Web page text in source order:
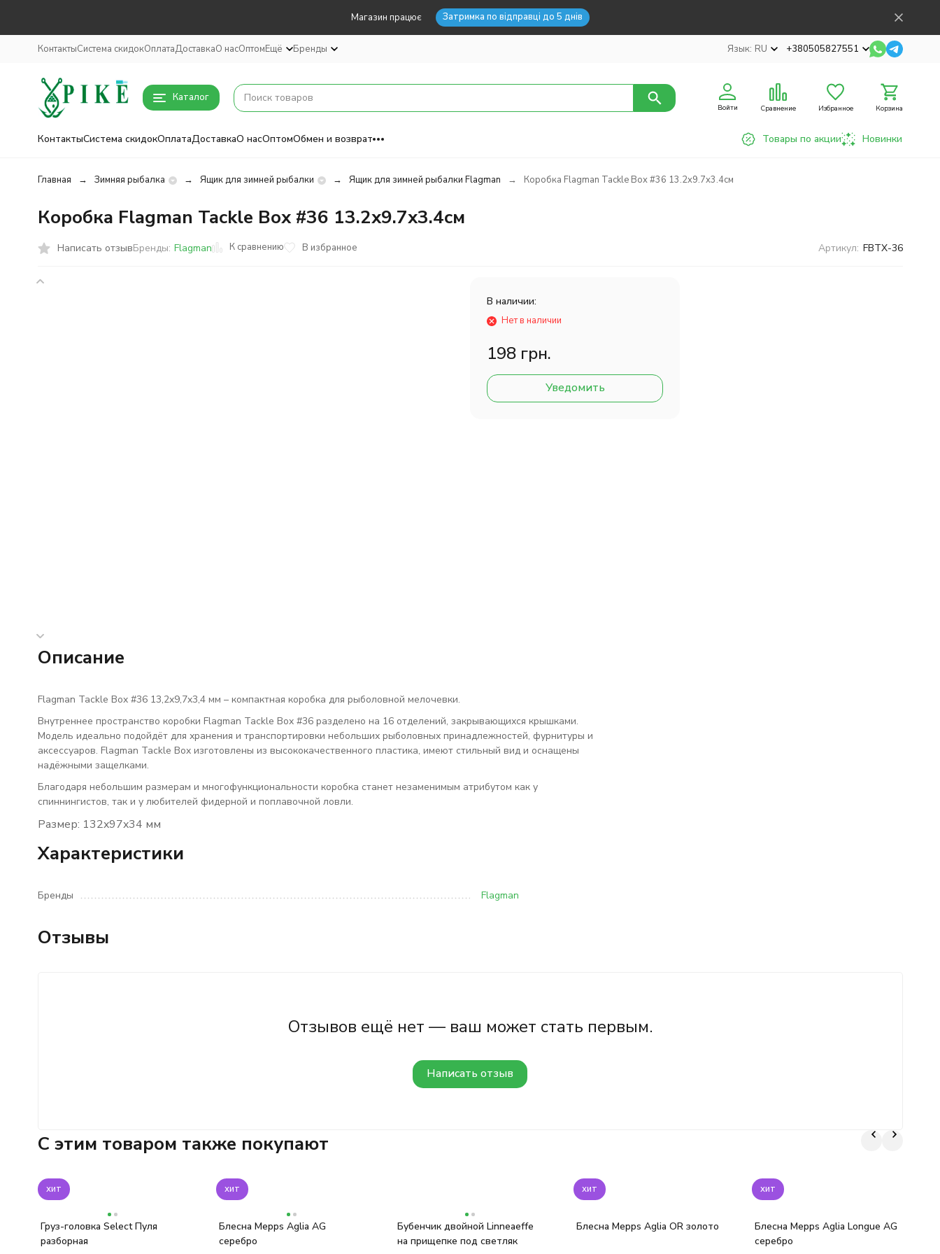
Магазин працює Затримка по відправці до 5 днів
КонтактыСистема скидокОплатаДоставкаО насОптомЕщё Бренды Язык: RU +380505827551
Каталог
Войти Сравнение Избранное Корзина
КонтактыСистема скидокОплатаДоставкаО насОптомОбмен и возврат Товары по акции Новинки
Главная Зимняя рыбалка Ящик для зимней рыбалки Ящик для зимней рыбалки Flagman Коробка Flagman Tackle Box #36 13.2x9.7x3.4см
Коробка Flagman Tackle Box #36 13.2x9.7x3.4см
Написать отзывБренды: Flagman К сравнению В избранное Артикул: FBTX-36
В наличии:
Нет в наличии
198 грн.
Уведомить
Описание
Flagman Tackle Box #36 13,2x9,7x3,4 мм – компактная коробка для рыболовной мелочевки.
Внутреннее пространство коробки Flagman Tackle Box #36 разделено на 16 отделений, закрывающихся крышками.
Модель идеально подойдёт для хранения и транспортировки небольших рыболовных принадлежностей, фурнитуры и
аксессуаров. Flagman Tackle Box изготовлены из высококачественного пластика, имеют стильный вид и оснащены
надёжными защелками.
Благодаря небольшим размерам и многофункциональности коробка станет незаменимым атрибутом как у
спиннингистов, так и у любителей фидерной и поплавочной ловли.
Размер: 132x97x34 мм
Характеристики
Бренды Flagman
Отзывы
Отзывов ещё нет — ваш может стать первым.
Написать отзыв
C этим товаром также покупают
хит
Груз-головка Select Пуля
разборная
хит
Блесна Mepps Aglia AG
серебро
Бубенчик двойной Linneaeffe
на прищепке под светляк
хит
Блесна Mepps Aglia OR золото
хит
Блесна Mepps Aglia Longue AG
серебро